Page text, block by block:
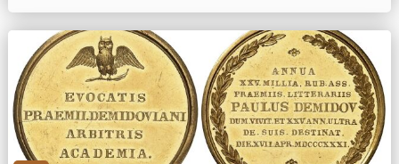
Новы...